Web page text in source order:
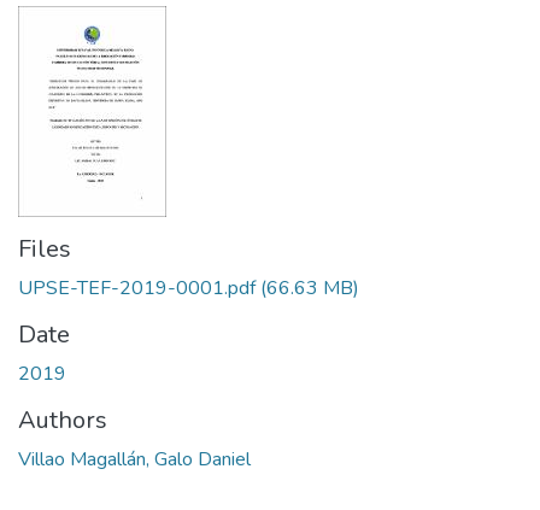
Files
UPSE-TEF-2019-0001.pdf(66.63 MB)
Date
2019
Authors
Villao Magallán, Galo Daniel